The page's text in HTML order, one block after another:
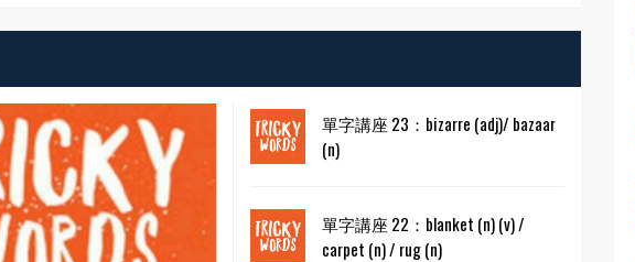
單字講座 23：bizarre (adj)/ bazaar
(n)
單字講座 22：blanket (n) (v) /
carpet (n) / rug (n)